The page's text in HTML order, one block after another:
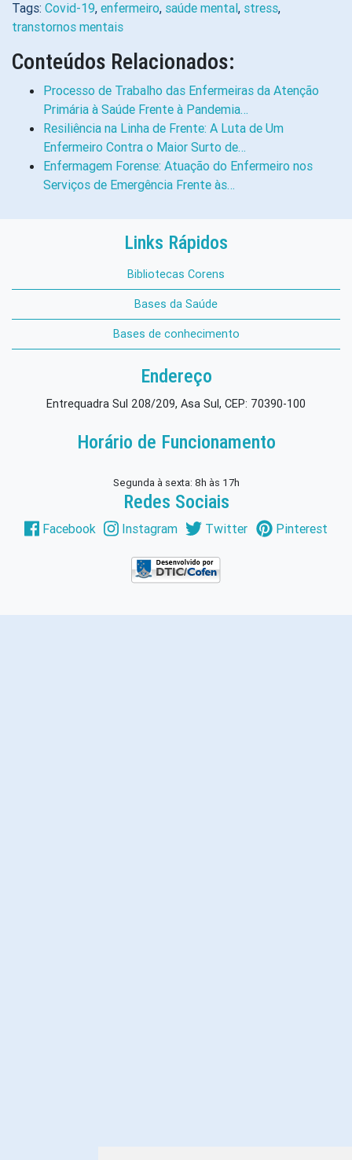
Tags: Covid-19, enfermeiro, saúde mental, stress,
transtornos mentais
Conteúdos Relacionados:
Processo de Trabalho das Enfermeiras da Atenção
Primária à Saúde Frente à Pandemia…
Resiliência na Linha de Frente: A Luta de Um
Enfermeiro Contra o Maior Surto de…
Enfermagem Forense: Atuação do Enfermeiro nos
Serviços de Emergência Frente às…
Links Rápidos
Bibliotecas Corens
Bases da Saúde
Bases de conhecimento
Endereço
Entrequadra Sul 208/209, Asa Sul, CEP: 70390-100
Horário de Funcionamento
Segunda à sexta: 8h às 17h
Redes Sociais
Facebook Instagram Twitter Pinterest